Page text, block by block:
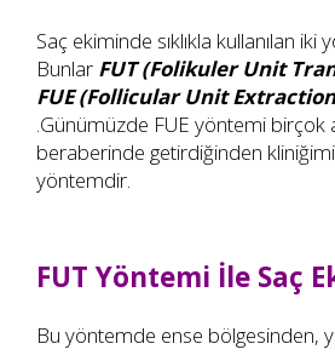
Saç ekiminde sıklıkla kullanılan
Bunlar FUT (Folikuler Unit
FUE (Follicular Unit
.Günümüzde FUE yöntemi birçok
beraberinde getirdiğinden
yöntemdir.
FUT Yöntemi İle Saç
Bu yöntemde ense bölgesinden,